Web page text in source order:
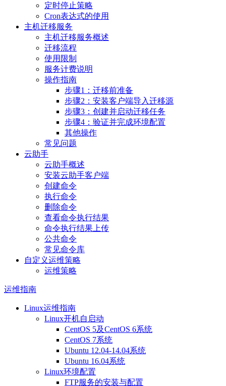
定时停止策略
Cron表达式的使用
主机迁移服务
主机迁移服务概述
迁移流程
使用限制
服务计费说明
操作指南
步骤1：迁移前准备
步骤2：安装客户端导入迁移源
步骤3：创建并启动迁移任务
步骤4：验证并完成环境配置
其他操作
常见问题
云助手
云助手概述
安装云助手客户端
创建命令
执行命令
删除命令
查看命令执行结果
命令执行结果上传
公共命令
常见命令库
自定义运维策略
运维策略
运维指南
Linux运维指南
Linux开机自启动
CentOS 5及CentOS 6系统
CentOS 7系统
Ubuntu 12.04-14.04系统
Ubuntu 16.04系统
Linux环境配置
FTP服务的安装与配置